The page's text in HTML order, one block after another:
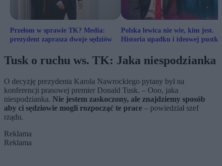
Przełom w sprawie TK? Media:
prezydent zaprasza dwoje sędziów
Polska lewica nie wie, kim jest.
Historia upadku i ideowej pustki
Tusk o ruchu ws. TK: Jaka niespodzianka
O decyzję prezydenta Karola Nawrockiego pytany był na
konferencji prasowej premier Donald Tusk. – Ooo, jaka
niespodzianka. Nie jestem zaskoczony, ale znajdziemy sposób
aby ci sędziowie mogli rozpocząć te prace – powiedział szef
rządu.
Reklama
Reklama